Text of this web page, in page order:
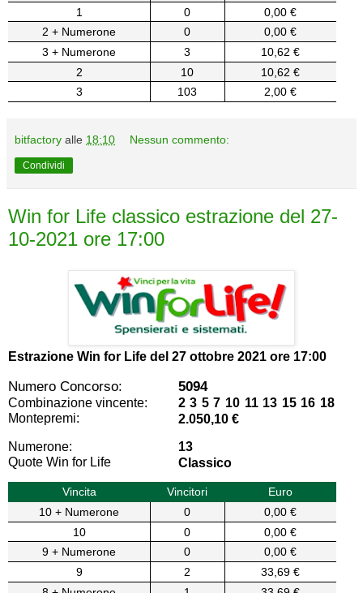
1
0
0,00 €
2 + Numerone
0
0,00 €
3 + Numerone
3
10,62 €
2
10
10,62 €
3
103 2,00 €
bitfactory alle 18:10 Nessun commento:
Condividi
Win for Life classico estrazione del 27-
10-2021 ore 17:00
Estrazione Win for Life del 27 ottobre 2021 ore 17:00
Numero Concorso: 5094
Combinazione vincente:
2 3 5 7 10 11 13 15 16 18
Montepremi:
2.050,10 €
Numerone:
13
Quote Win for Life
Classico
Vincita Vincitori
Euro
10 + Numerone
0
0,00 €
10
0
0,00 €
9 + Numerone
0
0,00 €
9
2
33,69 €